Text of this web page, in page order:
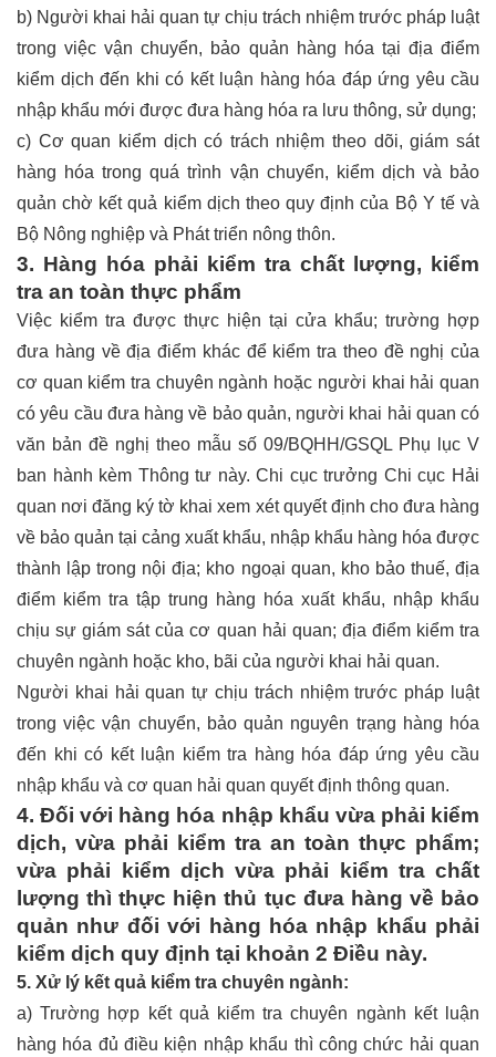
b) Người khai hải quan tự chịu trách nhiệm trước pháp luật
trong việc vận chuyển, bảo quản hàng hóa tại địa điểm
kiểm dịch đến khi có kết luận hàng hóa đáp ứng yêu cầu
nhập khẩu mới được đưa hàng hóa ra lưu thông, sử dụng;
c) Cơ quan kiểm dịch có trách nhiệm theo dõi, giám sát
hàng hóa trong quá trình vận chuyển, kiểm dịch và bảo
quản chờ kết quả kiểm dịch theo quy định của Bộ Y tế và
Bộ Nông nghiệp và Phát triển nông thôn.
3. Hàng hóa phải kiểm tra chất lượng, kiểm
tra an toàn thực phẩm
Việc kiểm tra được thực hiện tại cửa khẩu; trường hợp
đưa hàng về địa điểm khác để kiểm tra theo đề nghị của
cơ quan kiểm tra chuyên ngành hoặc người khai hải quan
có yêu cầu đưa hàng về bảo quản, người khai hải quan có
văn bản đề nghị theo mẫu số 09/BQHH/GSQL Phụ lục V
ban hành kèm Thông tư này. Chi cục trưởng Chi cục Hải
quan nơi đăng ký tờ khai xem xét quyết định cho đưa hàng
về bảo quản tại cảng xuất khẩu, nhập khẩu hàng hóa được
thành lập trong nội địa; kho ngoại quan, kho bảo thuế, địa
điểm kiểm tra tập trung hàng hóa xuất khẩu, nhập khẩu
chịu sự giám sát của cơ quan hải quan; địa điểm kiểm tra
chuyên ngành hoặc kho, bãi của người khai hải quan.
Người khai hải quan tự chịu trách nhiệm trước pháp luật
trong việc vận chuyển, bảo quản nguyên trạng hàng hóa
đến khi có kết luận kiểm tra hàng hóa đáp ứng yêu cầu
nhập khẩu và cơ quan hải quan quyết định thông quan.
4. Đối với hàng hóa nhập khẩu vừa phải kiểm
dịch, vừa phải kiểm tra an toàn thực phẩm;
vừa phải kiểm dịch vừa phải kiểm tra chất
lượng thì thực hiện thủ tục đưa hàng về bảo
quản như đối với hàng hóa nhập khẩu phải
kiểm dịch quy định tại khoản 2 Điều này.
5. Xử lý kết quả kiểm tra chuyên ngành:
a) Trường hợp kết quả kiểm tra chuyên ngành kết luận
hàng hóa đủ điều kiện nhập khẩu thì công chức hải quan